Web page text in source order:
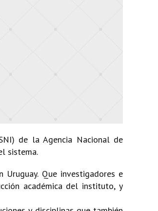
de la Agencia Nacional de
sistema.
Que investigadores e
académica del instituto, y